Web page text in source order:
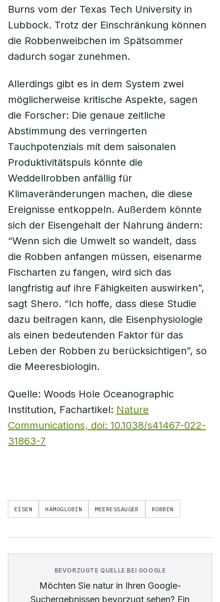
Burns vom der Texas Tech University in
Lubbock. Trotz der Einschränkung können
die Robbenweibchen im Spätsommer
dadurch sogar zunehmen.
Allerdings gibt es in dem System zwei
möglicherweise kritische Aspekte, sagen
die Forscher: Die genaue zeitliche
Abstimmung des verringerten
Tauchpotenzials mit dem saisonalen
Produktivitätspuls könnte die
Weddellrobben anfällig für
Klimaveränderungen machen, die diese
Ereignisse entkoppeln. Außerdem könnte
sich der Eisengehalt der Nahrung ändern:
“Wenn sich die Umwelt so wandelt, dass
die Robben anfangen müssen, eisenarme
Fischarten zu fangen, wird sich das
langfristig auf ihre Fähigkeiten auswirken”,
sagt Shero. “Ich hoffe, dass diese Studie
dazu beitragen kann, die Eisenphysiologie
als einen bedeutenden Faktor für das
Leben der Robben zu berücksichtigen”, so
die Meeresbiologin.
Quelle: Woods Hole Oceanographic
Institution, Fachartikel: Nature
Communications, doi: 10.1038/s41467-022-
31863-7
EISEN HÄMOGLOBIN MEERESSÄUGER ROBBEN
BEVORZUGTE QUELLE BEI GOOGLE
Möchten Sie naturin Ihren Google-
Suchergebnissen bevorzugt sehen? Ein